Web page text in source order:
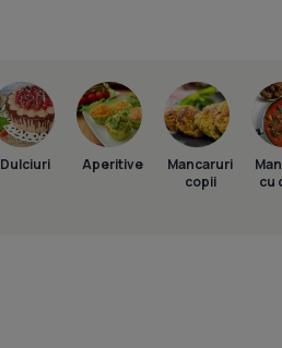
Dulciuri Aperitive
Mancaruri
copii
cu